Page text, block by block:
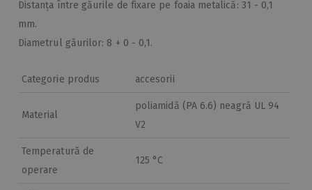
Distanța între găurile de fixare pe foaia metalică: 31 - 0,1
mm.
Diametrul găurilor: 8 + 0 - 0,1.
Categorie produs accesorii
Material
poliamidă (PA 6.6) neagră UL 94
V2
Temperatură de
operare
125 °C